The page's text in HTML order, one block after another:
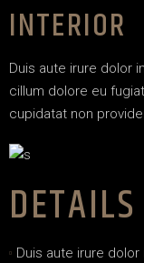
INTERIOR
Duis aute irure dolor
cillum dolore eu
cupidatat non
DETAILS
Duis aute irure